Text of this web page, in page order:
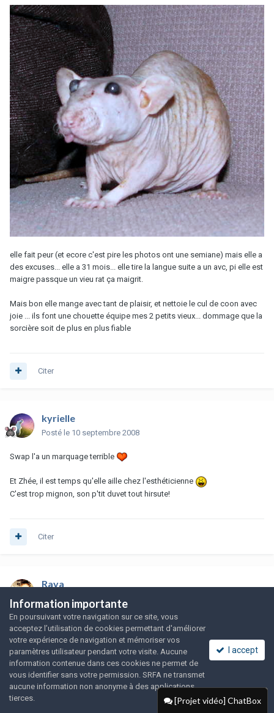
elle fait peur (et ecore c'est pire les photos ont une semiane) mais elle a
des excuses... elle a 31 mois... elle tire la langue suite a un avc, pi elle est
maigre passque un vieu rat ça maigrit.
Mais bon elle mange avec tant de plaisir, et nettoie le cul de coon avec
joie ... ils font une chouette équipe mes 2 petits vieux... dommage que la
sorcière soit de plus en plus fiable
Citer
kyrielle
Posté le 10 septembre 2008
Swap l'a un marquage terrible
Et Zhée, il est temps qu'elle aille chez l'esthéticienne
C'est trop mignon, son p'tit duvet tout hirsute!
Citer
Raya
Posté le 10 septembre 2008
wystitie a dit :
[Projet vidéo] ChatBox
Information importante
En poursuivant votre navigation sur ce site, vous
acceptez l’utilisation de cookies permettant d'améliorer
votre expérience de navigation et mémoriser vos
paramètres utilisateur pendant votre visite. Aucune
information contenue dans ces cookies ne permet de
vous identifier sans votre permission. SRFA ne transmet
aucune information non anonyme à des applications
tierces.
I accept